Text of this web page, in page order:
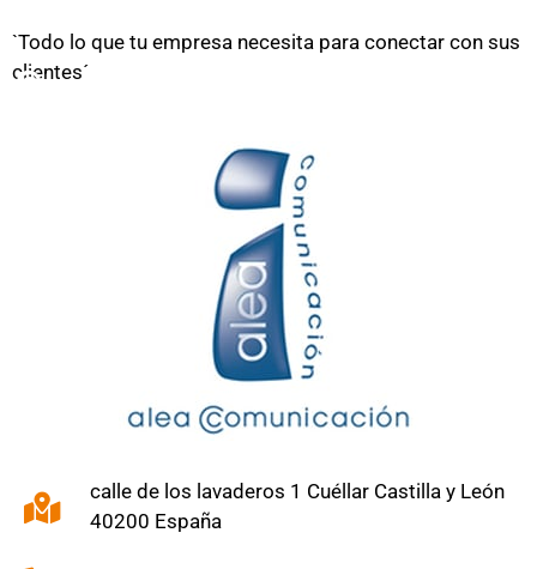
`Todo lo que tu empresa necesita para conectar con sus
clientes´
calle de los lavaderos 1 Cuéllar Castilla y León
40200 España